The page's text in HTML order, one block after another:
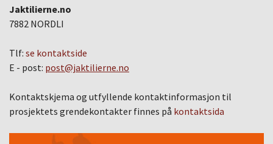
Jaktilierne.no
7882 NORDLI
Tlf: se kontaktside
E - post: post@jaktilierne.no
Kontaktskjema og utfyllende kontaktinformasjon til
prosjektets grendekontakter finnes på kontaktsida